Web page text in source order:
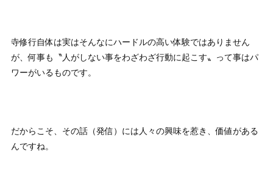
寺修行自体は実はそんなにハードルの高い体験ではありません
が、何事も〝人がしない事をわざわざ行動に起こす〟って事はパ
ワーがいるものです。
だからこそ、その話（発信）には人々の興味を惹き、価値がある
んですね。